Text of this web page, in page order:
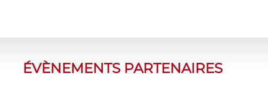
ÉVÈNEMENTS PARTENAIRES